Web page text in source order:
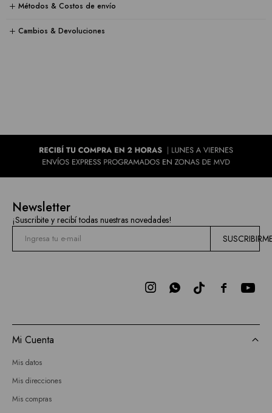
Métodos & Costos de envío
Cambios & Devoluciones
Newsletter
¡Suscribite y recibí todas nuestras novedades!

 
Mi Cuenta
Mis datos
Mis direcciones
Mis compras